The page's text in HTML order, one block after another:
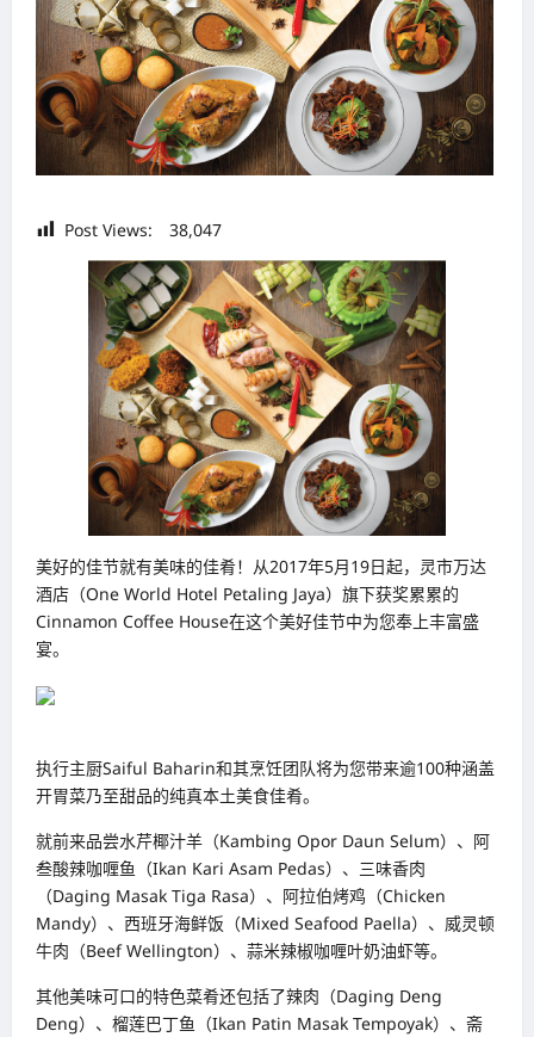
Post Views: 38,047
美好的佳节就有美味的佳肴！从2017年5月19日起，灵市万达
酒店（One World Hotel Petaling Jaya）旗下获奖累累的
Cinnamon Coffee House在这个美好佳节中为您奉上丰富盛
宴。
执行主厨Saiful Baharin和其烹饪团队将为您带来逾100种涵盖
开胃菜乃至甜品的纯真本土美食佳肴。
就前来品尝水芹椰汁羊（Kambing Opor Daun Selum）、阿
叁酸辣咖喱鱼（Ikan Kari Asam Pedas）、三味香肉
（Daging Masak Tiga Rasa）、阿拉伯烤鸡（Chicken
Mandy）、西班牙海鲜饭（Mixed Seafood Paella）、威灵顿
牛肉（Beef Wellington）、蒜米辣椒咖喱叶奶油虾等。
其他美味可口的特色菜肴还包括了辣肉（Daging Deng
Deng）、榴莲巴丁鱼（Ikan Patin Masak Tempoyak）、斋